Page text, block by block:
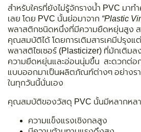
สำหรับใครที่ยังไม่รู้จักรางน้ำ PVC มาท
เลย โดย PVC นั้นย่อมาจาก “Plastic
พลาสติกชนิดหนึ่งที่มีความยืดหยุ่นสูง ส
คุณสมบัติได้ โดยการเติมสารเคมีปรุงแ
พลาสติไซเซอร์ (Plasticizer) ที่มักเติม
ความยืดหยุ่นและอ่อนนุ่มขึ้น สะดวกต่อ
แบบออกมาเป็นผลิตภัณฑ์ต่างๆ อย่างร
ในทุกวันนี้นั่นเอง
คุณสมบัติของวัสดุ PVC นั้นมีหลากหล
ความแข็งแรงเชิงกลสูง